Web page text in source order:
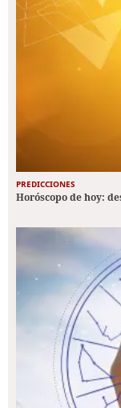
PREDICCIONES
Horóscopo de hoy: